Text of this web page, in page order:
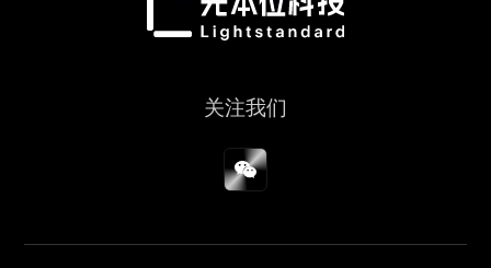
关注我们